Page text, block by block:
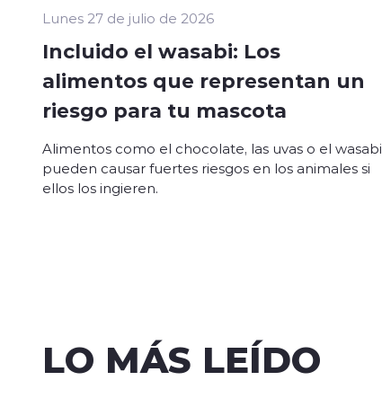
Lunes 27 de julio de 2026
Incluido el wasabi: Los
alimentos que representan un
riesgo para tu mascota
Alimentos como el chocolate, las uvas o el wasabi
pueden causar fuertes riesgos en los animales si
ellos los ingieren.
LO MÁS LEÍDO